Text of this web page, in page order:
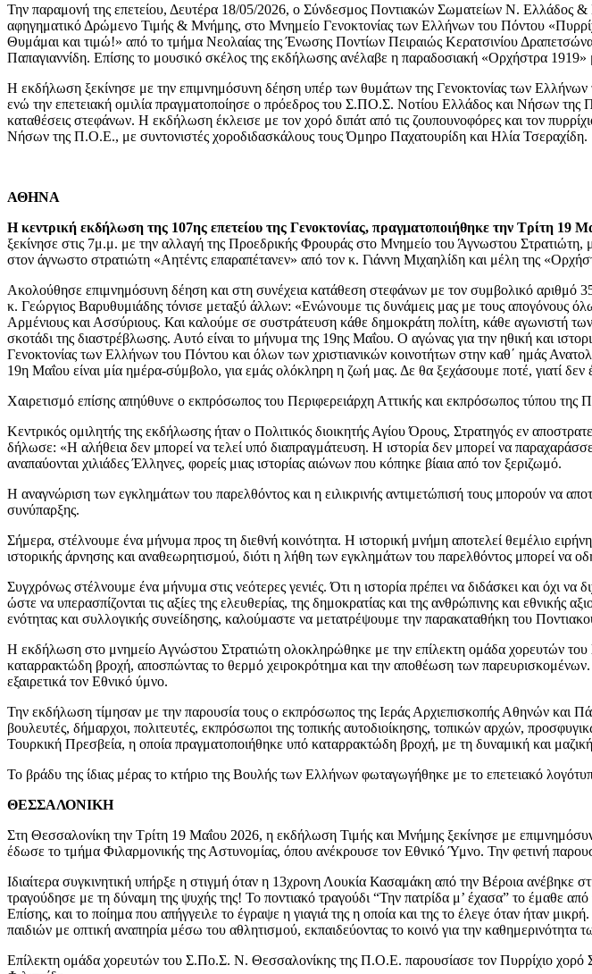
Την παραμονή της επετείου, Δευτέρα 18/05/2026, ο Σύνδεσμος Ποντιακών Σωματείων Ν. Ελλάδος
αφηγηματικό Δρώμενο Τιμής & Μνήμης, στο Μνημείο Γενοκτονίας των Ελλήνων του Πόντου
Θυμάμαι και τιμώ!» από το τμήμα Νεολαίας της Ένωσης Ποντίων Πειραιώς Κερατσινίου
Παπαγιαννίδη. Επίσης το μουσικό σκέλος της εκδήλωσης ανέλαβε η παραδοσιακή «Ορχήστρα
Η εκδήλωση ξεκίνησε με την επιμνημόσυνη δέηση υπέρ των θυμάτων της Γενοκτονίας των
ενώ την επετειακή ομιλία πραγματοποίησε ο πρόεδρος του Σ.ΠΟ.Σ. Νοτίου Ελλάδος και Νήσων
καταθέσεις στεφάνων. Η εκδήλωση έκλεισε με τον χορό διπάτ από τις ζουπουνοφόρες και τον
Νήσων της Π.Ο.Ε., με συντονιστές χοροδιδασκάλους τους Όμηρο Παχατουρίδη και Ηλία Τσεραχίδη.
ΑΘΗΝΑ
Η κεντρική εκδήλωση της 107ης επετείου της Γενοκτονίας, πραγματοποιήθηκε την Τρίτη 19
ξεκίνησε στις 7μ.μ. με την αλλαγή της Προεδρικής Φρουράς στο Μνημείο του Άγνωστου
στον άγνωστο στρατιώτη «Αητέντς επαραπέτανεν» από τον κ. Γιάννη Μιχαηλίδη και μέλη της
Ακολούθησε επιμνημόσυνη δέηση και στη συνέχεια κατάθεση στεφάνων με τον συμβολικό αριθμό
κ. Γεώργιος Βαρυθυμιάδης τόνισε μεταξύ άλλων: «Ενώνουμε τις δυνάμεις μας με τους απογόνους
Αρμένιους και Ασσύριους. Και καλούμε σε συστράτευση κάθε δημοκράτη πολίτη, κάθε αγωνιστή
σκοτάδι της διαστρέβλωσης. Αυτό είναι το μήνυμα της 19ης Μαΐου. Ο αγώνας για την ηθική και
Γενοκτονίας των Ελλήνων του Πόντου και όλων των χριστιανικών κοινοτήτων στην καθ΄ ημάς
19η Μαΐου είναι μία ημέρα-σύμβολο, για εμάς ολόκληρη η ζωή μας. Δε θα ξεχάσουμε ποτέ, γιατί δεν
Χαιρετισμό επίσης απηύθυνε ο εκπρόσωπος του Περιφερειάρχη Αττικής και εκπρόσωπος τύπου της
Κεντρικός ομιλητής της εκδήλωσης ήταν ο Πολιτικός διοικητής Αγίου Όρους, Στρατηγός εν
δήλωσε: «Η αλήθεια δεν μπορεί να τελεί υπό διαπραγμάτευση. Η ιστορία δεν μπορεί να
αναπαύονται χιλιάδες Έλληνες, φορείς μιας ιστορίας αιώνων που κόπηκε βίαια από τον ξεριζωμό.
Η αναγνώριση των εγκλημάτων του παρελθόντος και η ειλικρινής αντιμετώπισή τους μπορούν να
συνύπαρξης.
Σήμερα, στέλνουμε ένα μήνυμα προς τη διεθνή κοινότητα. Η ιστορική μνήμη αποτελεί θεμέλιο
ιστορικής άρνησης και αναθεωρητισμού, διότι η λήθη των εγκλημάτων του παρελθόντος μπορεί να
Συγχρόνως στέλνουμε ένα μήνυμα στις νεότερες γενιές. Ότι η ιστορία πρέπει να διδάσκει και όχι
ώστε να υπερασπίζονται τις αξίες της ελευθερίας, της δημοκρατίας και της ανθρώπινης και
ενότητας και συλλογικής συνείδησης, καλούμαστε να μετατρέψουμε την παρακαταθήκη του
H εκδήλωση στο μνημείο Αγνώστου Στρατιώτη ολοκληρώθηκε με την επίλεκτη ομάδα χορευτών
καταρρακτώδη βροχή, αποσπώντας το θερμό χειροκρότημα και την αποθέωση των
εξαιρετικά τον Εθνικό ύμνο.
Την εκδήλωση τίμησαν με την παρουσία τους o εκπρόσωπος της Ιεράς Αρχιεπισκοπής Αθηνών και
βουλευτές, δήμαρχοι, πολιτευτές, εκπρόσωποι της τοπικής αυτοδιοίκησης, τοπικών αρχών,
Τουρκική Πρεσβεία, η οποία πραγματοποιήθηκε υπό καταρρακτώδη βροχή, με τη δυναμική και
Το βράδυ της ίδιας μέρας το κτήριο της Βουλής των Ελλήνων φωταγωγήθηκε με το επετειακό
ΘΕΣΣΑΛΟΝΙΚΗ
Στη Θεσσαλονίκη την Τρίτη 19 Μαΐου 2026, η εκδήλωση Τιμής και Μνήμης ξεκίνησε με
έδωσε το τμήμα Φιλαρμονικής της Αστυνομίας, όπου ανέκρουσε τον Εθνικό Ύμνο. Την φετινή
Ιδιαίτερα συγκινητική υπήρξε η στιγμή όταν η 13χρονη Λουκία Κασαμάκη από την Βέροια
τραγούδησε με τη δύναμη της ψυχής της! Το ποντιακό τραγούδι “Την πατρίδα μ’ έχασα” το έμαθε
Επίσης, και το ποίημα που απήγγειλε το έγραψε η γιαγιά της η οποία και της το έλεγε όταν ήταν
παιδιών με οπτική αναπηρία μέσω του αθλητισμού, εκπαιδεύοντας το κοινό για την
Επίλεκτη ομάδα χορευτών του Σ.Πο.Σ. Ν. Θεσσαλονίκης της Π.Ο.Ε. παρουσίασε τον Πυρρίχιο χορό